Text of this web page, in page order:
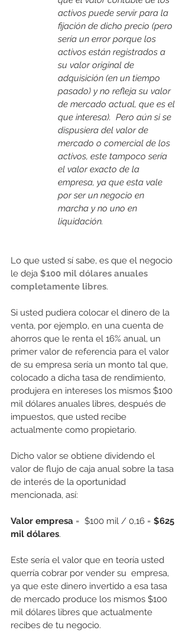
activos puede servir para la
fijación de dicho precio (pero
sería un error porque los
activos están registrados a
su valor original de
adquisición (en un tiempo
pasado) y no refleja su valor
de mercado actual, que es el
que interesa).  Pero aún si se
dispusiera del valor de
mercado o comercial de los
activos, este tampoco sería
el valor exacto de la
empresa, ya que esta vale
por ser un negocio en
marcha y no uno en
liquidación.
Lo que usted sí sabe, es que el negocio
le deja $100 mil dólares anuales
completamente libres.
Si usted pudiera colocar el dinero de la
venta, por ejemplo, en una cuenta de
ahorros que le renta el 16% anual, un
primer valor de referencia para el valor
de su empresa sería un monto tal que,
colocado a dicha tasa de rendimiento,
produjera en intereses los mismos $100
mil dólares anuales libres, después de
impuestos, que usted recibe
actualmente como propietario.
Dicho valor se obtiene dividendo el
valor de flujo de caja anual sobre la tasa
de interés de la oportunidad
mencionada, así:
Valor empresa =  $100 mil / 0,16 = $625
mil dólares.
Este sería el valor que en teoría usted
querría cobrar por vender su  empresa,
ya que este dinero invertido a esa tasa
de mercado produce los mismos $100
mil dólares libres que actualmente
recibes de tu negocio.